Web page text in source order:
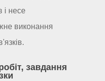
і несе
виконання
завдання